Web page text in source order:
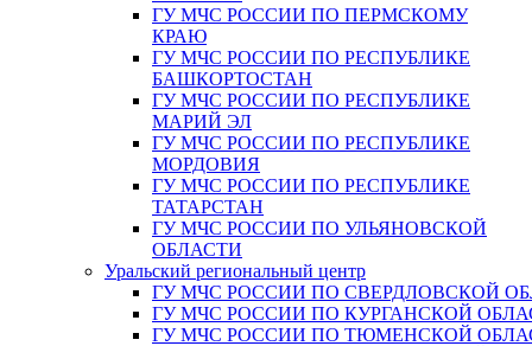
ГУ МЧС РОССИИ ПО ПЕРМСКОМУ
КРАЮ
ГУ МЧС РОССИИ ПО РЕСПУБЛИКЕ
БАШКОРТОСТАН
ГУ МЧС РОССИИ ПО РЕСПУБЛИКЕ
МАРИЙ ЭЛ
ГУ МЧС РОССИИ ПО РЕСПУБЛИКЕ
МОРДОВИЯ
ГУ МЧС РОССИИ ПО РЕСПУБЛИКЕ
ТАТАРСТАН
ГУ МЧС РОССИИ ПО УЛЬЯНОВСКОЙ
ОБЛАСТИ
Уральский региональный центр
ГУ МЧС РОССИИ ПО СВЕРДЛОВСКОЙ
ГУ МЧС РОССИИ ПО КУРГАНСКОЙ
ГУ МЧС РОССИИ ПО ТЮМЕНСКОЙ